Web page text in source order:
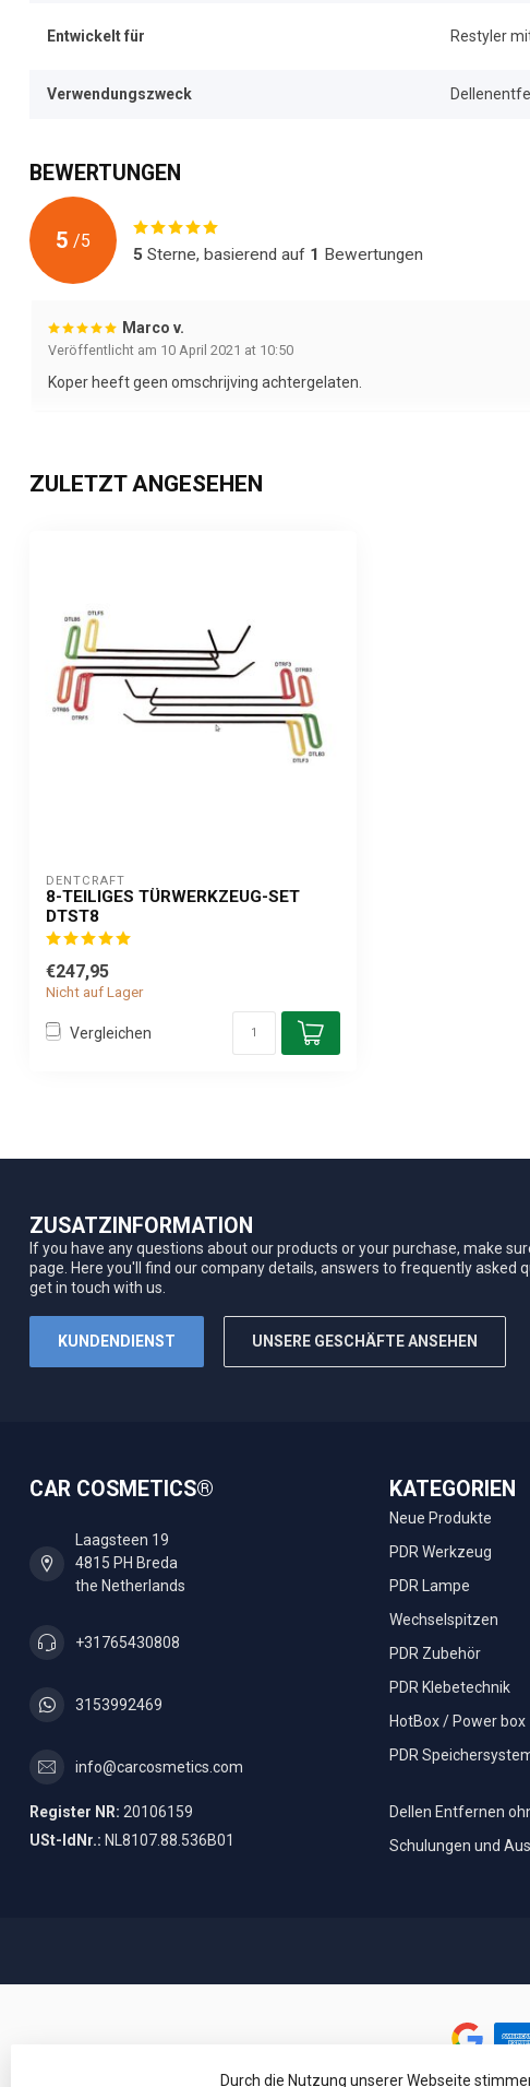
Entwickelt für Restyler
Verwendungszweck
BEWERTUNGEN
5 /5
5 Sterne, basierend auf 1 Bewertungen
Marco v.
Veröffentlicht am 10 April 2021 at 10:50
Koper heeft geen omschrijving achtergelaten.
ZULETZT ANGESEHEN
DENTCRAFT
8-TEILIGES TÜRWERKZEUG-SET
DTST8
€247,95
Nicht auf Lager
Vergleichen
ZUSATZINFORMATION
If you have any questions about our products or your purchase, make
page. Here you'll find our company details, answers to frequently asked
get in touch with us.
KUNDENDIENST UNSERE GESCHÄFTE ANSEHEN
CAR COSMETICS®
Laagsteen 19
4815 PH Breda
the Netherlands
+31765430808
3153992469
info@carcosmetics.com
Register NR: 20106159
USt-IdNr.: NL8107.88.536B01
KATEGORIEN
Neue Produkte
PDR Werkzeug
PDR Lampe
Wechselspitzen
PDR Zubehör
PDR Klebetechnik
HotBox / Power box
PDR
Dellen Entfernen
Schulungen und
Durch die Nutzung unserer Webseite